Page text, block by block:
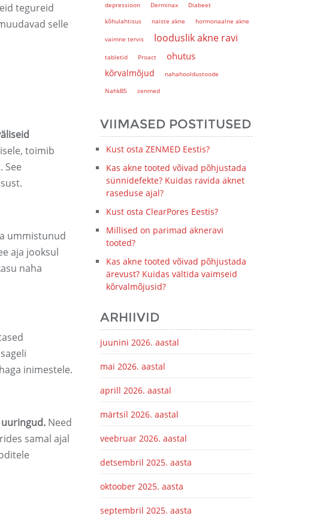
tegureid
selle
toimib
See
ummistunud
aja jooksul
naha
inimestele.
Need
samal ajal
depressioon
Derminax
Diabeet
kõhulahtisus
naiste akne hormonaalne akne
vaimne tervis looduslik akne ravi
tabletid Proact ohutus
kõrvalmõjud
nahahooldustoode
NahkB5
zenmed
VIIMASED POSTITUSED
Kust osta ZENMED Eestis?
Kas akne tooted võivad põhjustada
sünnidefekte? Kuidas ravida aknet
raseduse ajal?
Kust osta ClearPores Eestis?
Millised on parimad akneravi
tooted?
Kas akne tooted võivad põhjustada
ärevust? Kuidas vältida vaimseid
kõrvalmõjusid?
ARHIIVID
juunini 2026. aastal
mai 2026. aastal
aprill 2026. aastal
märtsil 2026. aastal
veebruar 2026. aastal
detsembril 2025. aasta
oktoober 2025. aasta
septembril 2025. aasta